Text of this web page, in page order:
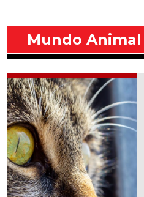
Mundo Animal